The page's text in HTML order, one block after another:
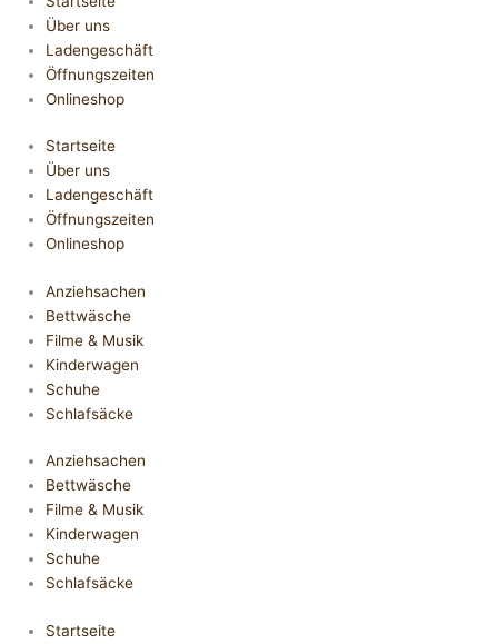
Über uns
Ladengeschäft
Öffnungszeiten
Onlineshop
Startseite
Über uns
Ladengeschäft
Öffnungszeiten
Onlineshop
Anziehsachen
Bettwäsche
Filme & Musik
Kinderwagen
Schuhe
Schlafsäcke
Anziehsachen
Bettwäsche
Filme & Musik
Kinderwagen
Schuhe
Schlafsäcke
Startseite